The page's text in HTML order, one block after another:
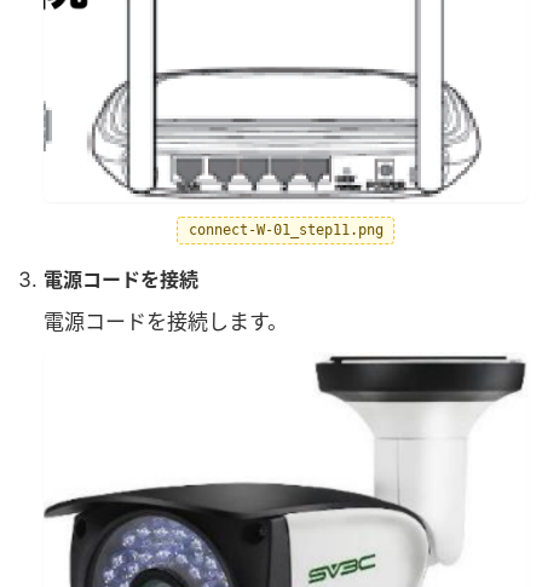
connect-W-01_step11.png
電源コードを接続
電源コードを接続します。